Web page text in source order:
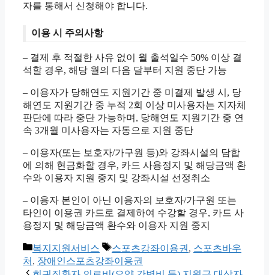
자를 통해서 신청해야 합니다.
이용 시 주의사항
– 결제 후 적절한 사유 없이 월 출석일수 50% 이상 결
석할 경우, 해당 월의 다음 달부터 지원 중단 가능
– 이용자가 당해연도 지원기간 중 미결제 발생 시, 당
해연도 지원기간 중 누적 2회 이상 미사용자는 지자체
판단에 따라 중단 가능하며, 당해연도 지원기간 중 연
속 3개월 미사용자는 자동으로 지원 중단
– 이용자(또는 보호자/가구원 등)와 강좌시설의 담합
에 의해 현금화할 경우, 카드 사용정지 및 해당금액 환
수와 이용자 지원 중지 및 강좌시설 선정취소
– 이용자 본인이 아닌 이용자의 보호자/가구원 또는
타인이 이용권 카드로 결제하여 수강할 경우, 카드 사
용정지 및 해당금액 환수와 이용자 지원 중지
카
테
고
복지지원서비스
태
그
스포츠강좌이용권 , 스포츠바우
처 , 장애인스포츠강좌이용권